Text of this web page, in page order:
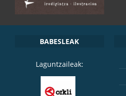
BABESLEAK
Laguntzaileak: